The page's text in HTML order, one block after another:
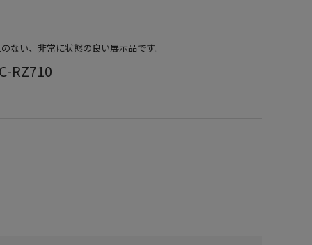
ない、非常に状態の良い展示品です。
RZ710